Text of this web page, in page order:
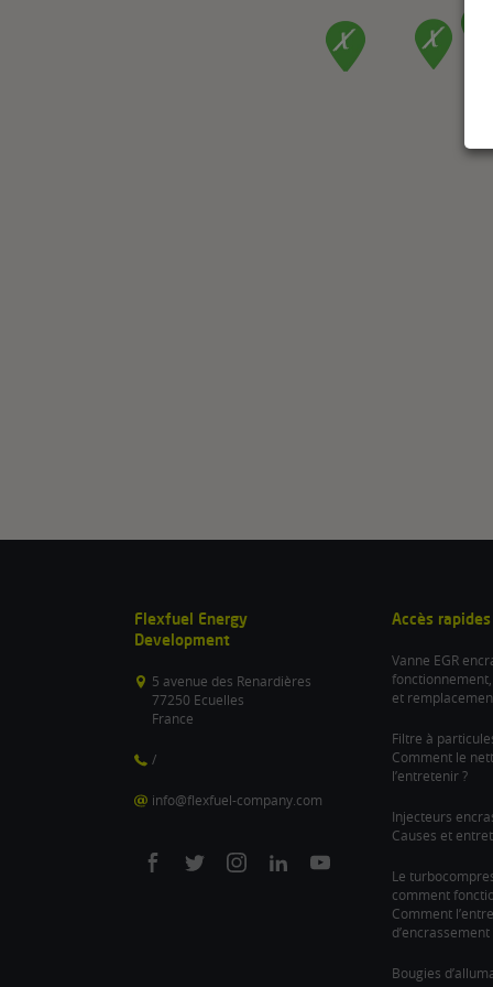
Flexfuel Energy
Development
5 avenue des Renardières
77250 Ecuelles
France
/
info@flexfuel-company.com
On
On
On
On
On
Accès rapides
Vanne EGR
et
Filtre à
Comment le
l’entretenir ?
Injecteurs
Causes et
Le
comment
Comment
d’encrassement
Bougies